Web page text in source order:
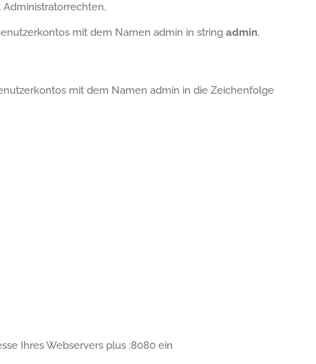
mit dem Namen admin in string admin.
mit dem Namen admin in die Zeichenfolge
Ihres Webservers plus :8080 ein